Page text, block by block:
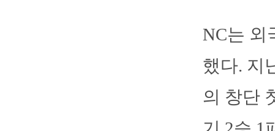
NC는 외
했다. 지
의 창단